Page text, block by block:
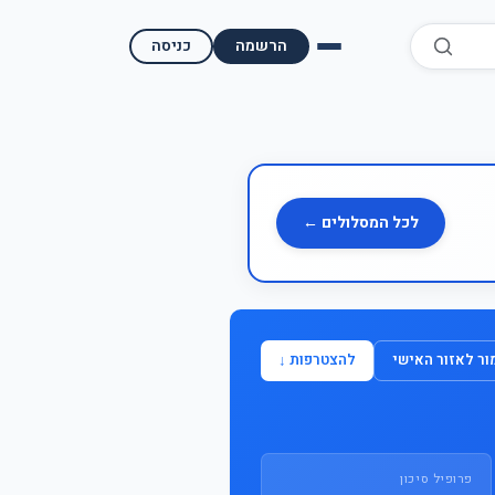
כניסה הרשמה
מאמרים ומדריכים
תשואות היסטוריות
מעקב שוק ההון | גמלטופ
תנאי שימוש
לכל המסלולים ←
לאזור האישי להצטרפות ↓
פרופיל סיכון